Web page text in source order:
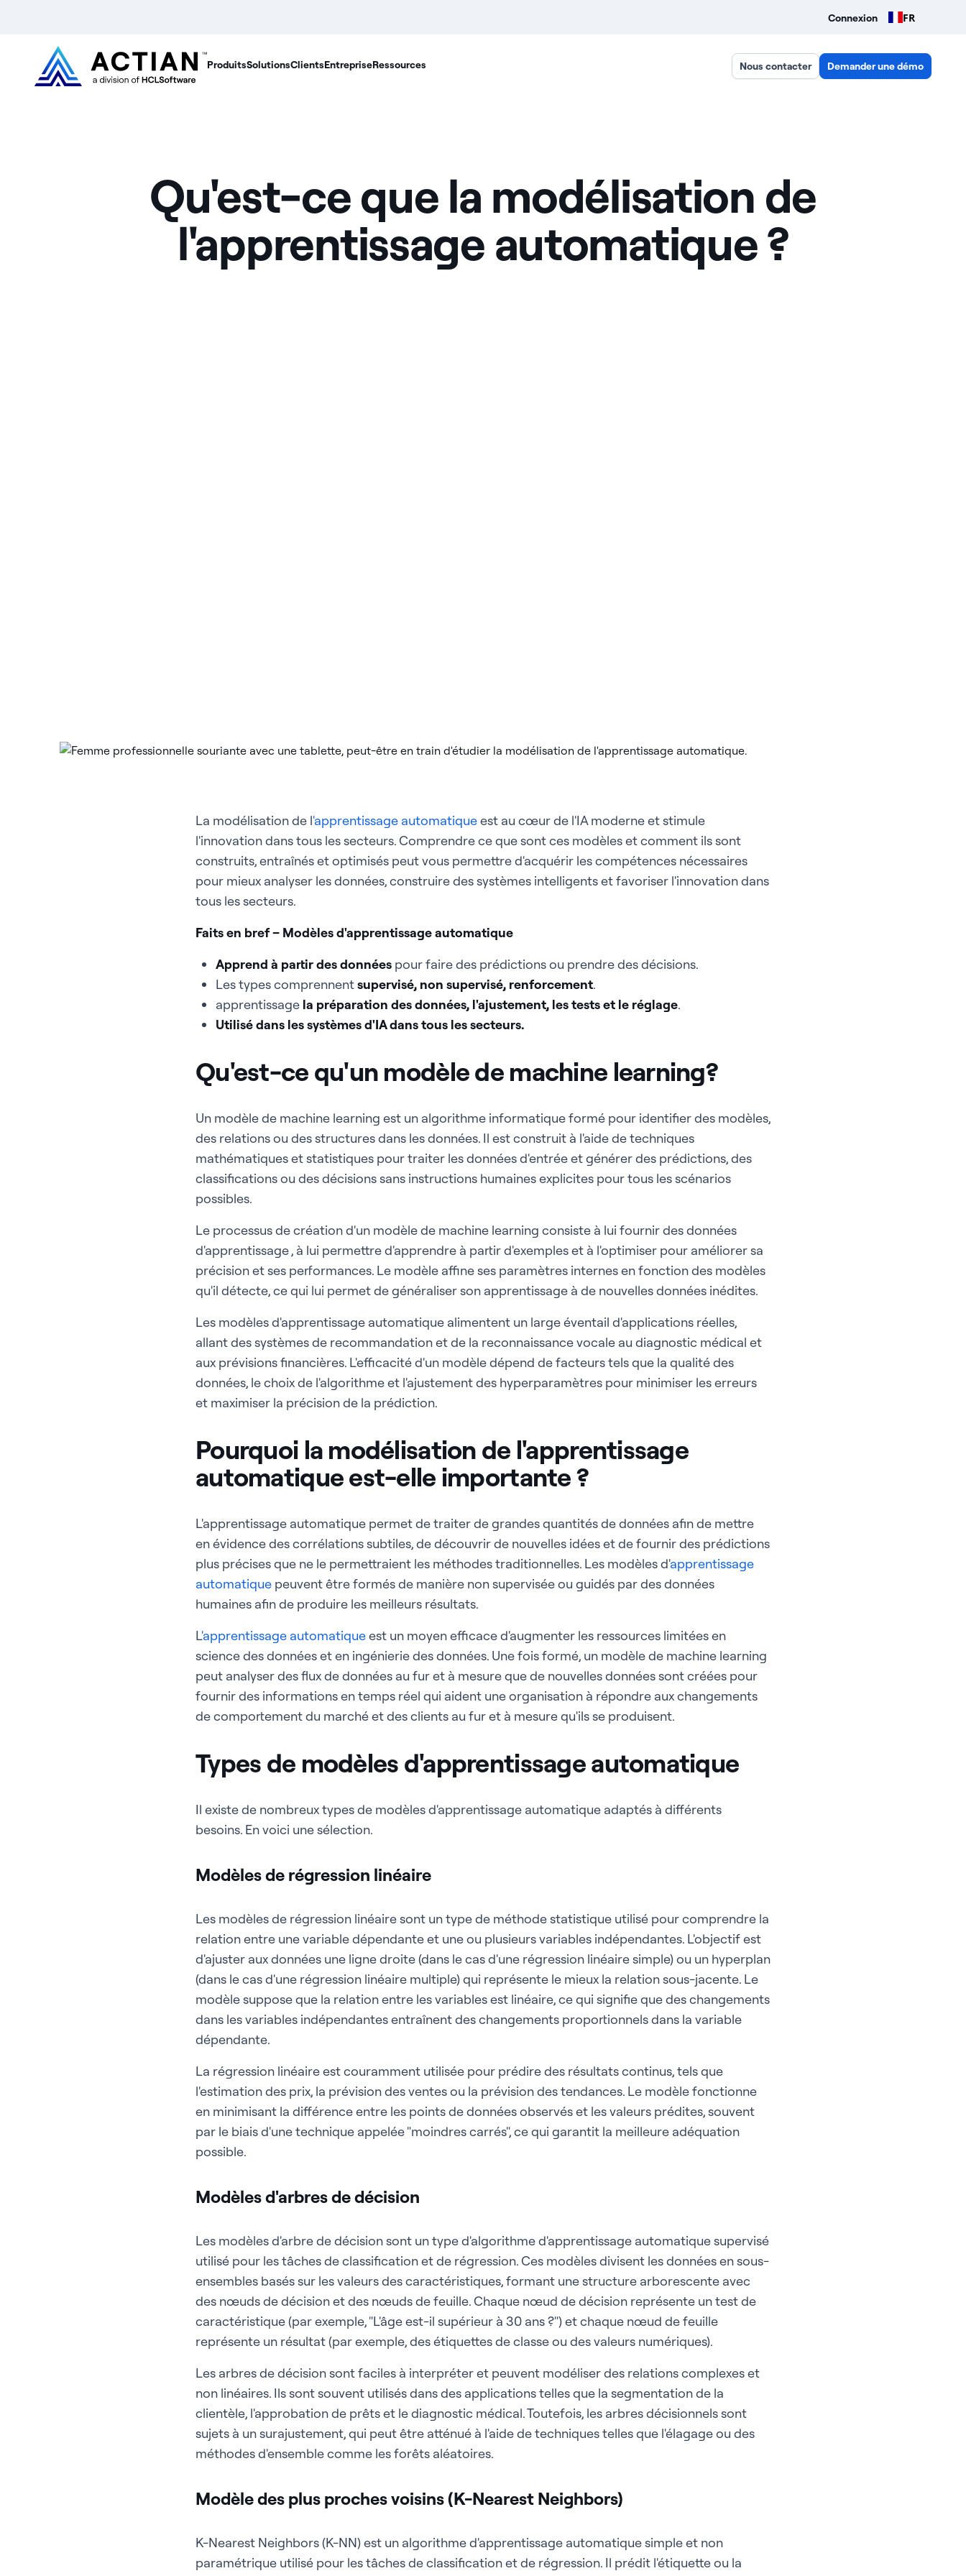
Connexion FR
ProduitsSolutionsClientsEntrepriseRessources Nous contacter Demander une démo
Qu'est-ce que la modélisation de
l'apprentissage automatique ?
La modélisation de l'apprentissage automatiqueest au cœur de l'IA moderne et stimule
l'innovation dans tous les secteurs. Comprendre ce que sont ces modèles et comment ils sont
construits, entraînés et optimisés peut vous permettre d'acquérir les compétences nécessaires
pour mieux analyser les données, construire des systèmes intelligents et favoriser l'innovation dans
tous les secteurs.
Faits en bref – Modèles d'apprentissage automatique
Apprend à partir des données pour faire des prédictions ou prendre des décisions.
Les types comprennentsupervisé, non supervisé, renforcement.
apprentissage la préparation des données, l'ajustement, les tests et le réglage.
Utilisé dans les systèmes d'IA dans tous les secteurs.
Qu'est-ce qu'un modèle de machine learning?
Un modèle de machine learning est un algorithme informatique formé pour identifier des modèles,
des relations ou des structures dans les données. Il est construit à l'aide de techniques
mathématiques et statistiques pour traiter les données d'entrée et générer des prédictions, des
classifications ou des décisions sans instructions humaines explicites pour tous les scénarios
possibles.
Le processus de création d'un modèle de machine learning consiste à lui fournir des données
d'apprentissage , à lui permettre d'apprendre à partir d'exemples et à l'optimiser pour améliorer sa
précision et ses performances. Le modèle affine ses paramètres internes en fonction des modèles
qu'il détecte, ce qui lui permet de généraliser son apprentissage à de nouvelles données inédites.
Les modèles d'apprentissage automatique alimentent un large éventail d'applications réelles,
allant des systèmes de recommandation et de la reconnaissance vocale au diagnostic médical et
aux prévisions financières. L'efficacité d'un modèle dépend de facteurs tels que la qualité des
données, le choix de l'algorithme et l'ajustement des hyperparamètres pour minimiser les erreurs
et maximiser la précision de la prédiction.
Pourquoi la modélisation de l'apprentissage
automatique est-elle importante ?
L'apprentissage automatique permet de traiter de grandes quantités de données afin de mettre
en évidence des corrélations subtiles, de découvrir de nouvelles idées et de fournir des prédictions
plus précises que ne le permettraient les méthodes traditionnelles. Les modèles d'apprentissage
automatique peuvent être formés de manière non supervisée ou guidés par des données
humaines afin de produire les meilleurs résultats.
L'apprentissage automatiqueest un moyen efficace d'augmenter les ressources limitées en
science des données et en ingénierie des données. Une fois formé, un modèle de machine learning
peut analyser des flux de données au fur et à mesure que de nouvelles données sont créées pour
fournir des informations en temps réel qui aident une organisation à répondre aux changements
de comportement du marché et des clients au fur et à mesure qu'ils se produisent.
Types de modèles d'apprentissage automatique
Il existe de nombreux types de modèles d'apprentissage automatique adaptés à différents
besoins. En voici une sélection.
Modèles de régression linéaire
Les modèles de régression linéaire sont un type de méthode statistique utilisé pour comprendre la
relation entre une variable dépendante et une ou plusieurs variables indépendantes. L'objectif est
d'ajuster aux données une ligne droite (dans le cas d'une régression linéaire simple) ou un hyperplan
(dans le cas d'une régression linéaire multiple) qui représente le mieux la relation sous-jacente. Le
modèle suppose que la relation entre les variables est linéaire, ce qui signifie que des changements
dans les variables indépendantes entraînent des changements proportionnels dans la variable
dépendante.
La régression linéaire est couramment utilisée pour prédire des résultats continus, tels que
l'estimation des prix, la prévision des ventes ou la prévision des tendances. Le modèle fonctionne
en minimisant la différence entre les points de données observés et les valeurs prédites, souvent
par le biais d'une technique appelée "moindres carrés", ce qui garantit la meilleure adéquation
possible.
Modèles d'arbres de décision
Les modèles d'arbre de décision sont un type d'algorithme d'apprentissage automatique supervisé
utilisé pour les tâches de classification et de régression. Ces modèles divisent les données en sous-
ensembles basés sur les valeurs des caractéristiques, formant une structure arborescente avec
des nœuds de décision et des nœuds de feuille. Chaque nœud de décision représente un test de
caractéristique (par exemple, "L'âge est-il supérieur à 30 ans ?") et chaque nœud de feuille
représente un résultat (par exemple, des étiquettes de classe ou des valeurs numériques).
Les arbres de décision sont faciles à interpréter et peuvent modéliser des relations complexes et
non linéaires. Ils sont souvent utilisés dans des applications telles que la segmentation de la
clientèle, l'approbation de prêts et le diagnostic médical. Toutefois, les arbres décisionnels sont
sujets à un surajustement, qui peut être atténué à l'aide de techniques telles que l'élagage ou des
méthodes d'ensemble comme les forêts aléatoires.
Modèle des plus proches voisins (K-Nearest Neighbors)
K-Nearest Neighbors (K-NN) est un algorithme d'apprentissage automatique simple et non
paramétrique utilisé pour les tâches de classification et de régression. Il prédit l'étiquette ou la